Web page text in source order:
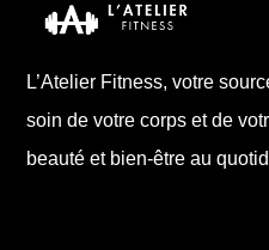
L’Atelier Fitness, votre
soin de votre corps et de
beauté et bien-être au